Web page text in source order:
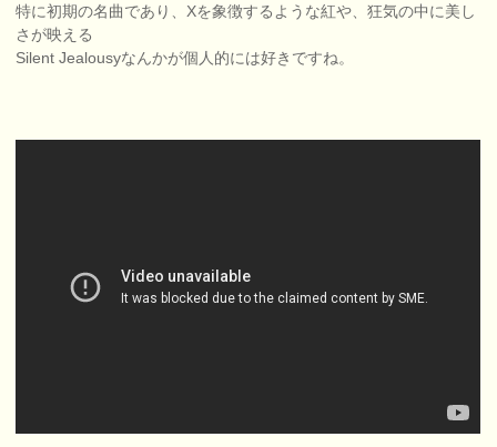
特に初期の名曲であり、Xを象徴するような紅や、狂気の中に美し
さが映える
Silent Jealousyなんかが個人的には好きですね。